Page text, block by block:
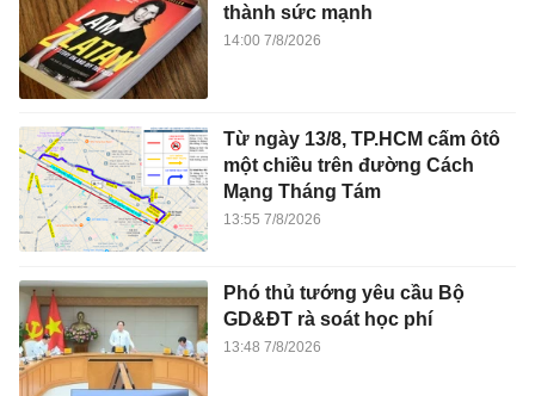
thành sức mạnh
14:00 7/8/2026
Từ ngày 13/8, TP.HCM cấm ôtô
một chiều trên đường Cách
Mạng Tháng Tám
13:55 7/8/2026
Phó thủ tướng yêu cầu Bộ
GD&ĐT rà soát học phí
13:48 7/8/2026